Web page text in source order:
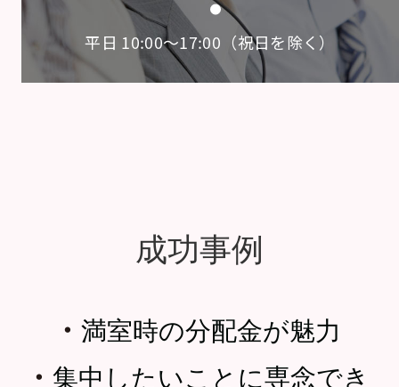
平日 10:00〜17:00（祝日を除く）
成功事例
・ 満室時の分配金が魅力
・ 集中したいことに専念でき